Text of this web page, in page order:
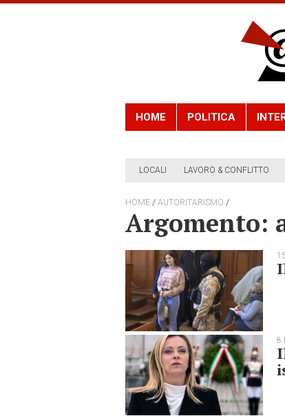
HOME POLITICA
LOCALI LAVORO & CONFLITTO
HOME / AUTORITARISMO /
Argomento:
8